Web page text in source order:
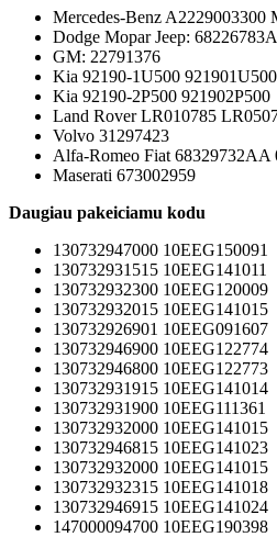
Mercedes-Benz A2229003300
Dodge Mopar Jeep:
GM: 22791376
Kia 92190-1U500 921901U500
Kia 92190-2P500 921902P500
Land Rover LR010785
Volvo 31297423
Alfa-Romeo Fiat 68329732AA
Maserati 673002959
Daugiau pakeiciamu kodu
130732947000 10EEG150091
130732931515 10EEG141011
130732932300 10EEG120009
130732932015 10EEG141015
130732926901 10EEG091607
130732946900 10EEG122774
130732946800 10EEG122773
130732931915 10EEG141014
130732931900 10EEG111361
130732932000 10EEG141015
130732946815 10EEG141023
130732932000 10EEG141015
130732932315 10EEG141018
130732946915 10EEG141024
147000094700 10EEG190398